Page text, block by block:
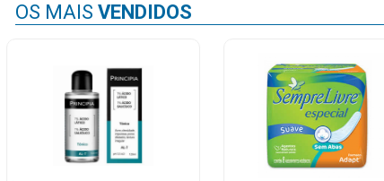
OS MAIS VENDIDOS